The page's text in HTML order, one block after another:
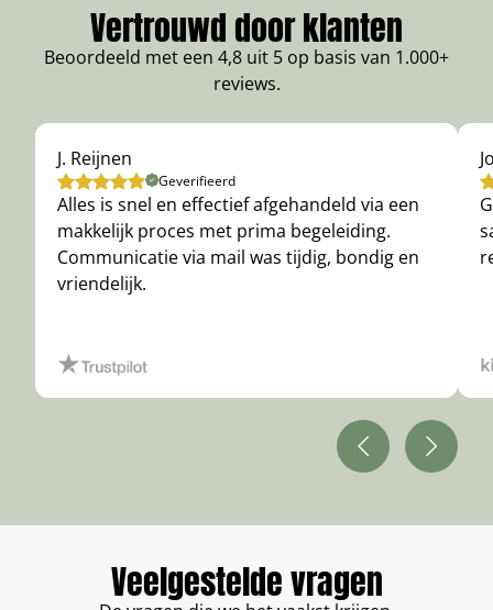
Vertrouwd door klanten
Beoordeeld met een 4,8 uit 5 op basis van 1.000+
reviews.
J. Reijnen
Geverifieerd
Alles is snel en effectief afgehandeld via een
makkelijk proces met prima begeleiding.
Communicatie via mail was tijdig, bondig en
vriendelijk.
Veelgestelde vragen